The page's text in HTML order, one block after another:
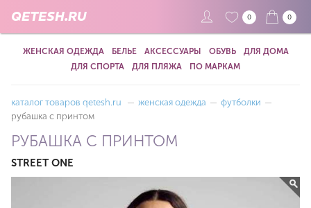
QETESH.RU 0 0
ЖЕНСКАЯ ОДЕЖДА БЕЛЬЕ АКСЕССУАРЫ ОБУВЬ
ДЛЯ ДОМА
ДЛЯ СПОРТА
ДЛЯ ПЛЯЖА ПО МАРКАМ
каталог товаров qetesh.ru — женская одежда — футболки —
рубашка с принтом
РУБАШКА С ПРИНТОМ
STREET ONE